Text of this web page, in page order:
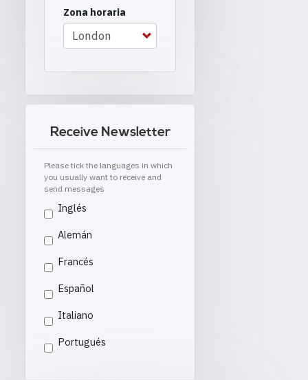
Zona horaria
Receive Newsletter
Please tick the languages in which
you usually want to receive and
send messages
Inglés
Alemán
Francés
Español
Italiano
Portugués